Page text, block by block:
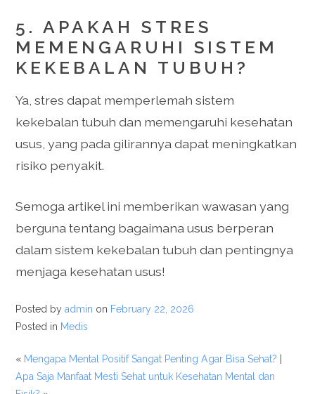
5. APAKAH STRES
MEMENGARUHI SISTEM
KEKEBALAN TUBUH?
Ya, stres dapat memperlemah sistem
kekebalan tubuh dan memengaruhi kesehatan
usus, yang pada gilirannya dapat meningkatkan
risiko penyakit.
Semoga artikel ini memberikan wawasan yang
berguna tentang bagaimana usus berperan
dalam sistem kekebalan tubuh dan pentingnya
menjaga kesehatan usus!
Posted byadmin on February 22, 2026
Posted in Medis
« Mengapa Mental Positif Sangat Penting Agar Bisa Sehat?
Apa Saja Manfaat Mesti Sehat untuk Kesehatan Mental dan